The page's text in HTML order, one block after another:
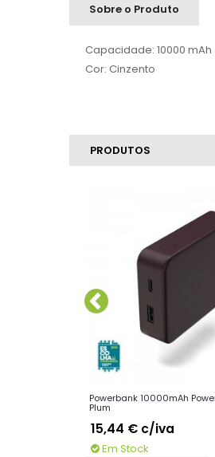
Sobre o Produto
Capacidade: 10000 mAh
Cor: Cinzento
PRODUTOS
Powerbank 10000mAh
Plum
15,44 € c/iva
Em Stock